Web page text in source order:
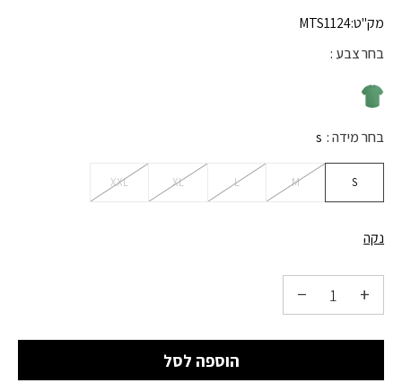
מק"ט:MTS1124
בחר צבע
בחר מידה s
S
M
L
XL
XXL
נקה
הוספה לסל